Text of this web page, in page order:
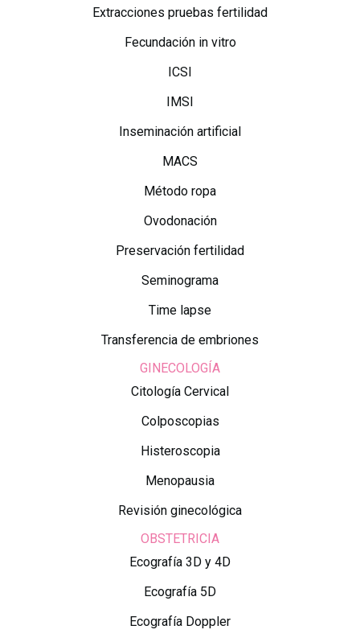
Extracciones pruebas fertilidad
Fecundación in vitro
ICSI
IMSI
Inseminación artificial
MACS
Método ropa
Ovodonación
Preservación fertilidad
Seminograma
Time lapse
Transferencia de embriones
GINECOLOGÍA
Citología Cervical
Colposcopias
Histeroscopia
Menopausia
Revisión ginecológica
OBSTETRICIA
Ecografía 3D y 4D
Ecografía 5D
Ecografía Doppler